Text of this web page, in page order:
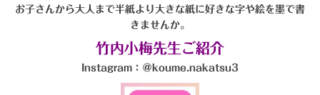
お子さんから大人まで半紙より大きな紙に好きな字や絵を墨で書
きませんか。
竹内小梅先生ご紹介
Instagram：＠koume.nakatsu3